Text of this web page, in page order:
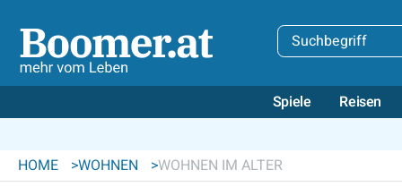
Spiele Reisen
HOME WOHNEN WOHNEN IM ALTER